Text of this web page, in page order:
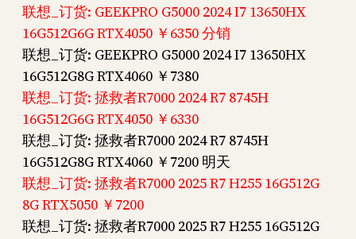
联想_订货: GEEKPRO G5000 2024 I7 13650HX
16G512G6G RTX4050 ￥6350 分销
联想_订货: GEEKPRO G5000 2024 I7 13650HX
16G512G8G RTX4060 ￥7380
联想_订货: 拯救者R7000 2024 R7 8745H
16G512G6G RTX4050 ￥6330
联想_订货: 拯救者R7000 2024 R7 8745H
16G512G8G RTX4060 ￥7200 明天
联想_订货: 拯救者R7000 2025 R7 H255 16G512G
8G RTX5050 ￥7200
联想_订货: 拯救者R7000 2025 R7 H255 16G512G